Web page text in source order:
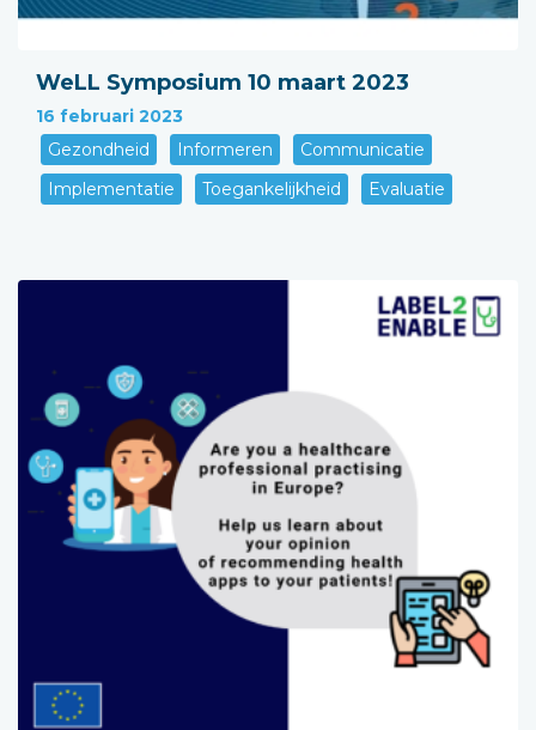
WeLL Symposium 10 maart 2023
16 februari 2023
Gezondheid
Informeren
Communicatie
Implementatie
Toegankelijkheid Evaluatie